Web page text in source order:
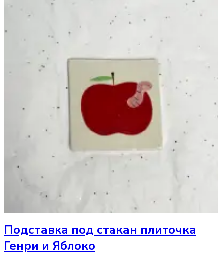
Подставка под стакан плиточка
Генри и Яблоко